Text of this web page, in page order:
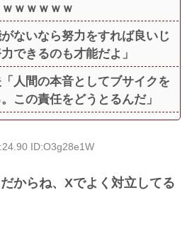
ｗｗｗｗｗ
がないなら努力をすれば良いじ
できるのも才能だよ」
「人間の本音としてブサイクを
この責任をどうとるんだ」
ID:O3g28e1W
からね、Xでよく対立してる